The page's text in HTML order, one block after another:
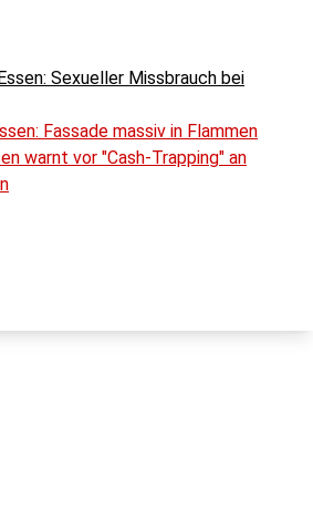
Sexueller Missbrauch bei
Fassade massiv in Flammen
warnt vor "Cash-Trapping" an